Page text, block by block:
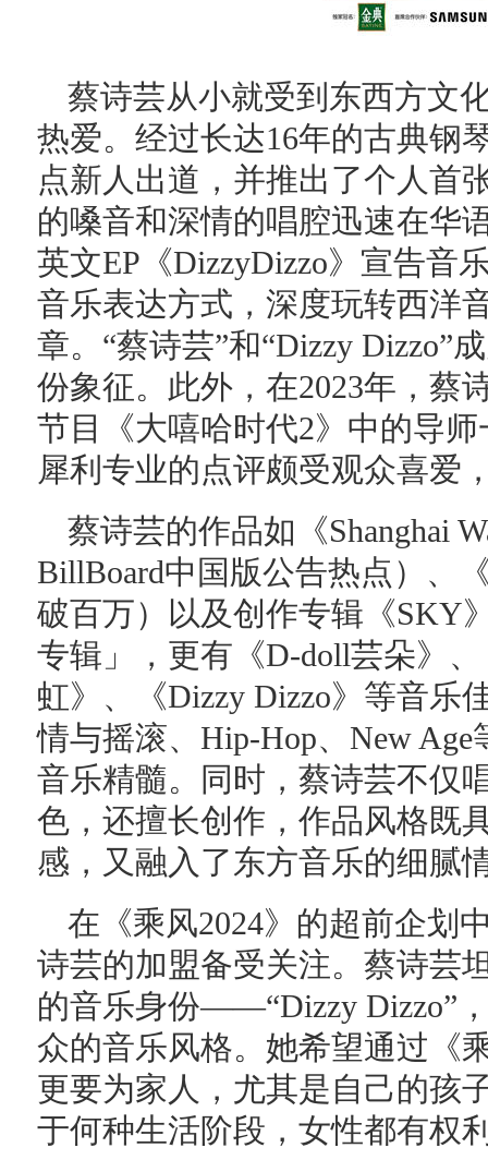
蔡诗芸从小就受到东西方文
热爱。经过长达16年的古典钢
点新人出道，并推出了个人首
的嗓音和深情的唱腔迅速在华
英文EP《DizzyDizzo》宣告音
音乐表达方式，深度玩转西洋
章。“蔡诗芸”和“Dizzy Dizzo”
份象征。此外，在2023年，蔡
节目《大嘻哈时代2》中的导
犀利专业的点评颇受观众喜爱
蔡诗芸的作品如《Shanghai
BillBoard中国版公告热点）、
破百万）以及创作专辑《SKY
专辑」，更有《D-doll芸朵》
虹》、《Dizzy Dizzo》等音乐
情与摇滚、Hip-Hop、New
音乐精髓。同时，蔡诗芸不仅
色，还擅长创作，作品风格既
感，又融入了东方音乐的细腻
在《乘风2024》的超前企划
诗芸的加盟备受关注。蔡诗芸
的音乐身份——“Dizzy Dizzo”
众的音乐风格。她希望通过《
更要为家人，尤其是自己的孩
于何种生活阶段，女性都有权